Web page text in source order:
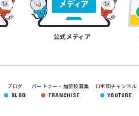
公式メディア
ブログ
BLOG
パートナー・加盟校募集
FRANCHISE
ロボ団チャンネル
YOUTUBE